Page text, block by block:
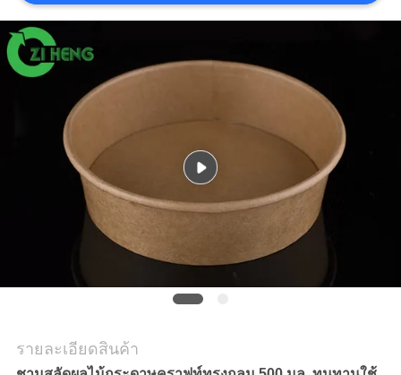
เสนอ
ราคา
แผนผัง
เว็บไซต์
ความ
ส่วน
รายละเอียดสินค้า